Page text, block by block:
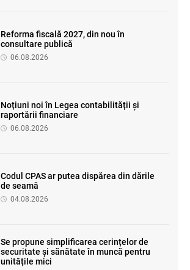
Reforma fiscală 2027, din nou în
consultare publică
06.08.2026
Noțiuni noi în Legea contabilității și
raportării financiare
06.08.2026
Codul CPAS ar putea dispărea din dările
de seamă
04.08.2026
Se propune simplificarea cerințelor de
securitate și sănătate în muncă pentru
unitățile mici